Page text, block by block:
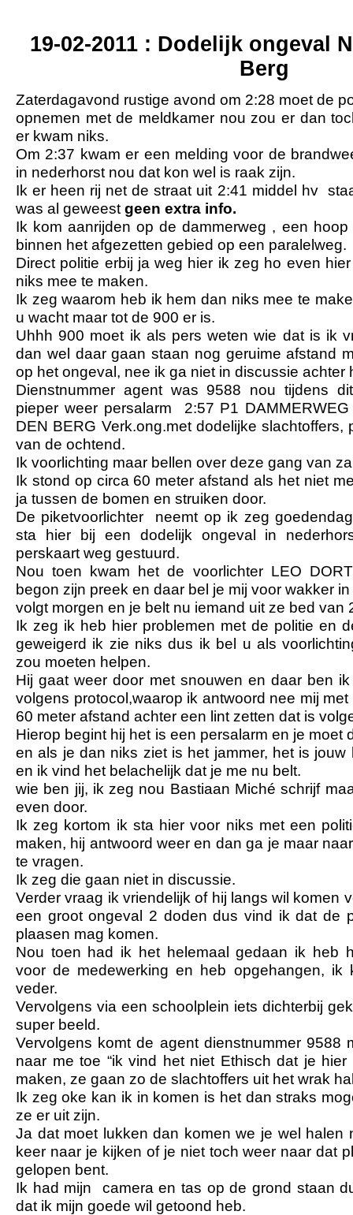
19-02-2011 : Dodelijk ongeval
Berg
Zaterdagavond rustige avond om 2:28 moet de
opnemen met de meldkamer nou zou er dan
er kwam niks.
Om 2:37 kwam er een melding voor de
in nederhorst nou dat kon wel is raak zijn.
Ik er heen rij net de straat uit 2:41 middel hv
was al geweest geen extra info.
Ik kom aanrijden op de dammerweg , een
binnen het afgezetten gebied op een paralelweg.
Direct politie erbij ja weg hier ik zeg ho even
niks mee te maken.
Ik zeg waarom heb ik hem dan niks mee te
u wacht maar tot de 900 er is.
Uhhh 900 moet ik als pers weten wie dat is ik
dan wel daar gaan staan nog geruime afstand
op het ongeval, nee ik ga niet in discussie achter
Dienstnummer agent was 9588 nou tijdens
pieper weer persalarm 2:57 P1
DEN BERG Verk.ong.met dodelijke slachtoffers,
van de ochtend.
Ik voorlichting maar bellen over deze gang van
Ik stond op circa 60 meter afstand als het niet
ja tussen de bomen en struiken door.
De piketvoorlichter neemt op ik zeg
sta hier bij een dodelijk ongeval in
perskaart weg gestuurd.
Nou toen kwam het de voorlichter LEO
begon zijn preek en daar bel je mij voor wakker
volgt morgen en je belt nu iemand uit ze bed van
Ik zeg ik heb hier problemen met de politie en
geweigerd ik zie niks dus ik bel u als
zou moeten helpen.
Hij gaat weer door met snouwen en daar ben
volgens protocol,waarop ik antwoord nee mij
60 meter afstand achter een lint zetten dat is
Hierop begint hij het is een persalarm en je moet
en als je dan niks ziet is het jammer, het is
en ik vind het belachelijk dat je me nu belt.
wie ben jij, ik zeg nou Bastiaan Miché schrijf
even door.
Ik zeg kortom ik sta hier voor niks met een
maken, hij antwoord weer en dan ga je maar
te vragen.
Ik zeg die gaan niet in discussie.
Verder vraag ik vriendelijk of hij langs wil komen
een groot ongeval 2 doden dus vind ik dat de
plaasen mag komen.
Nou toen had ik het helemaal gedaan ik heb
voor de medewerking en heb opgehangen, ik
veder.
Vervolgens via een schoolplein iets dichterbij
super beeld.
Vervolgens komt de agent dienstnummer 9588
naar me toe “ik vind het niet Ethisch dat je
maken, ze gaan zo de slachtoffers uit het wrak
Ik zeg oke kan ik in komen is het dan straks
ze er uit zijn.
Ja dat moet lukken dan komen we je wel halen
keer naar je kijken of je niet toch weer naar dat
gelopen bent.
Ik had mijn camera en tas op de grond staan
dat ik mijn goede wil getoond heb.